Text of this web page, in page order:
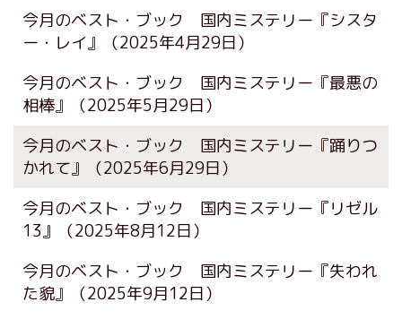
今月のベスト・ブック 国内ミステリー『シスタ
ー・レイ』
（2025年4月29日）
今月のベスト・ブック 国内ミステリー『最悪の
相棒』
（2025年5月29日）
今月のベスト・ブック 国内ミステリー『踊りつ
かれて』
（2025年6月29日）
今月のベスト・ブック 国内ミステリー『リゼル
13』
（2025年8月12日）
今月のベスト・ブック 国内ミステリー『失われ
た貌』
（2025年9月12日）